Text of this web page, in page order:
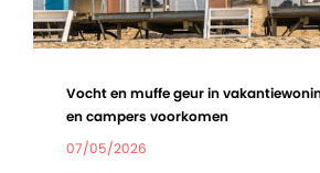
Vocht en muffe geur in
en campers voorkomen
07/05/2026